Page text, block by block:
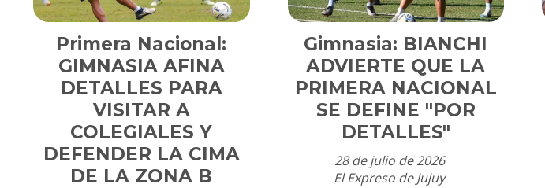
Primera Nacional:
GIMNASIA AFINA
DETALLES PARA
VISITAR A
COLEGIALES Y
DEFENDER LA CIMA
DE LA ZONA B
Gimnasia: BIANCHI
ADVIERTE QUE LA
PRIMERA NACIONAL
SE DEFINE "POR
DETALLES"
El Expreso de Jujuy
28 de julio de 2026